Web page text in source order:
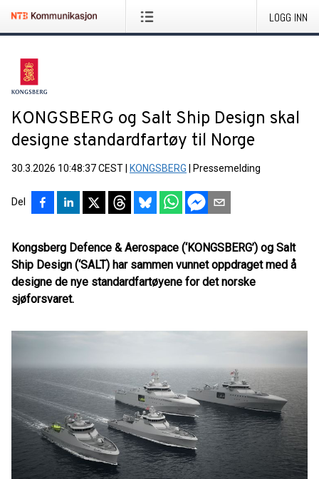
LOGG INN
KONGSBERG og Salt Ship Design skal
designe standardfartøy til Norge
30.3.2026 10:48:37 CEST KONGSBERG Pressemelding
Del
Kongsberg Defence & Aerospace (‘KONGSBERG’) og Salt
Ship Design (‘SALT) har sammen vunnet oppdraget med å
designe de nye standardfartøyene for det norske
sjøforsvaret.